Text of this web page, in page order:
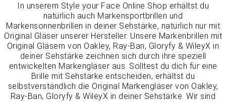
In unserem Style your Face Online Shop erhältst du
natürlich auch Markensportbrillen und
Markensonnenbrillen in deiner Sehstärke, natürlich nur mit
Original Gläser unserer Hersteller. Unsere Markenbrillen mit
Original Gläsern von Oakley, Ray-Ban, Gloryfy & WileyX in
deiner Sehstärke zeichnen sich durch ihre speziell
entwickelten Markengläser aus. Solltest du dich für eine
Brille mit Sehstärke entscheiden, erhältst du
selbstverständlich die Original Markengläser von Oakley,
Ray-Ban, Gloryfy & WileyX in deiner Sehstärke. Wir sind